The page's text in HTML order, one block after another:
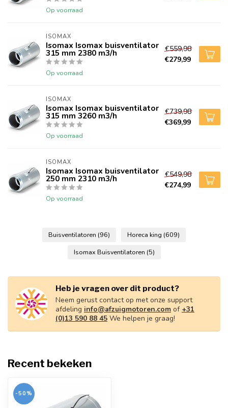
Op voorraad
ISOMAX
Isomax Isomax buisventilator
315 mm 2380 m3/h
Op voorraad
€559,98
€279,99
ISOMAX
Isomax Isomax buisventilator
315 mm 3260 m3/h
Op voorraad
€739,98
€369,99
ISOMAX
Isomax Isomax buisventilator
250 mm 2310 m3/h
Op voorraad
€549,98
€274,99
Buisventilatoren (96) Horeca king (609)
Isomax Buisventilatoren (5)
Heb je vragen over dit product?
Neem gerust contact op met onze support
afdeling info@afzuigmotoren.com of +31
(0)13 590 88 45 We helpen je graag!
Recent bekeken
-50%